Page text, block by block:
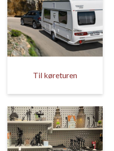
Til køreturen